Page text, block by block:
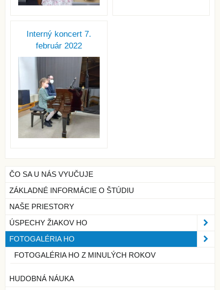
Interný koncert 7.
február 2022
ČO SA U NÁS VYUČUJE
ZÁKLADNÉ INFORMÁCIE O ŠTÚDIU
NAŠE PRIESTORY
ÚSPECHY ŽIAKOV HO
FOTOGALÉRIA HO
FOTOGALÉRIA HO Z MINULÝCH ROKOV
HUDOBNÁ NÁUKA